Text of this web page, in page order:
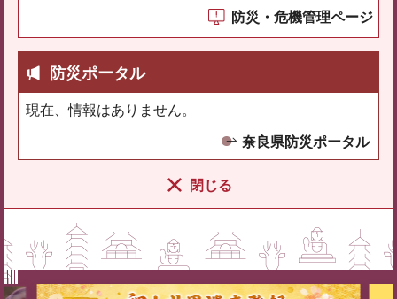
防災・危機管理ページ
防災ポータル
現在、情報はありません。
奈良県防災ポータル
閉じる